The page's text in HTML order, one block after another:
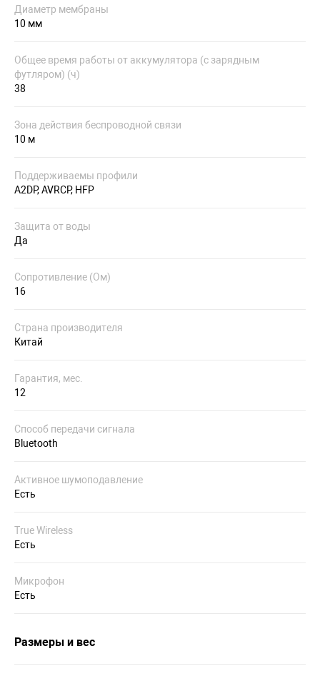
Диаметр мембраны
10 мм
Общее время работы от аккумулятора (с зарядным
футляром) (ч)
38
Зона действия беспроводной связи
10 м
Поддерживаемы профили
A2DP, AVRCP, HFP
Защита от воды
Да
Сопротивление (Ом)
16
Страна производителя
Китай
Гарантия, мес.
12
Способ передачи сигнала
Bluetooth
Активное шумоподавление
Есть
True Wireless
Есть
Микрофон
Есть
Размеры и вес